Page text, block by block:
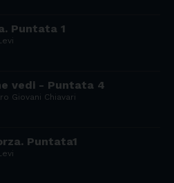
Puntata 1
vedi - Puntata 4
Giovani Chiavari
Puntata1